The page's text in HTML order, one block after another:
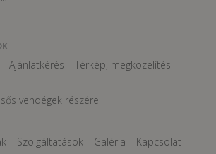
Ajánlatkérés
Térkép, megközelítés
vendégek részére
Szolgáltatások Galéria Kapcsolat